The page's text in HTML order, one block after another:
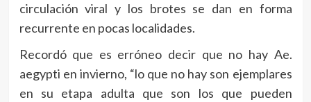
circulación viral y los brotes se dan en forma
recurrente en pocas localidades.
Recordó que es erróneo decir que no hay Ae.
aegypti en invierno, “lo que no hay son ejemplares
en su etapa adulta que son los que pueden